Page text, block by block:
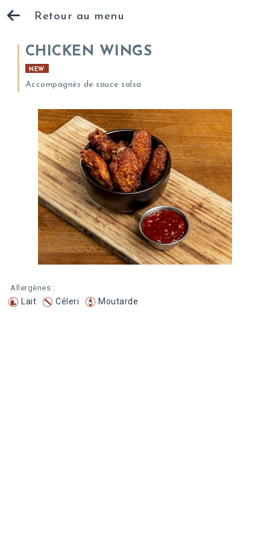
Retour au menu
CHICKEN WINGS
NEW
Accompagnés de sauce salsa
Allergènes :
Lait Céleri Moutarde